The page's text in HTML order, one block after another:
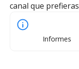
canal que
Informes